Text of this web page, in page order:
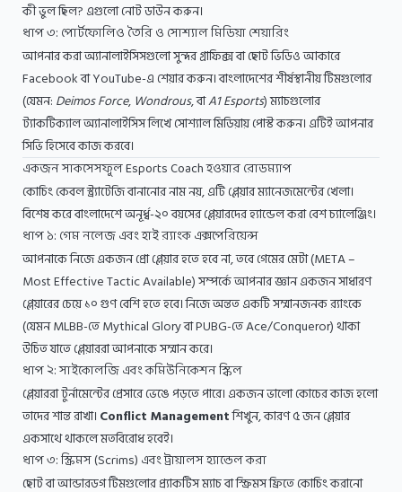
কী ভুল ছিল? এগুলো নোট ডাউন করুন।
ধাপ ৩: পোর্টফোলিও তৈরি ও সোশ্যাল মিডিয়া শেয়ারিং
আপনার করা অ্যানালাইসিসগুলো সুন্দর গ্রাফিক্স বা ছোট ভিডিও আকারে
Facebook বা YouTube-এ শেয়ার করুন। বাংলাদেশের শীর্ষস্থানীয় টিমগুলোর
(যেমন: Deimos Force, Wondrous, বাA1 Esports) ম্যাচগুলোর
ট্যাকটিক্যাল অ্যানালাইসিস লিখে সোশ্যাল মিডিয়ায় পোস্ট করুন। এটিই আপনার
সিভি হিসেবে কাজ করবে।
একজন সাকসেসফুল Esports Coach হওয়ার রোডম্যাপ
কোচিং কেবল স্ট্র্যাটেজি বানানোর নাম নয়, এটি প্লেয়ার ম্যানেজমেন্টের খেলা।
বিশেষ করে বাংলাদেশে অনূর্ধ্ব-২০ বয়সের প্লেয়ারদের হ্যান্ডেল করা বেশ চ্যালেঞ্জিং।
ধাপ ১: গেম নলেজ এবং হাই র‍্যাংক এক্সপেরিয়েন্স
আপনাকে নিজে একজন প্রো প্লেয়ার হতে হবে না, তবে গেমের মেটা (META –
Most Effective Tactic Available) সম্পর্কে আপনার জ্ঞান একজন সাধারণ
প্লেয়ারের চেয়ে ১০ গুণ বেশি হতে হবে। নিজে অন্তত একটি সম্মানজনক র‍্যাংকে
(যেমন MLBB-তে Mythical Glory বা PUBG-তে Ace/Conqueror) থাকা
উচিত যাতে প্লেয়াররা আপনাকে সম্মান করে।
ধাপ ২: সাইকোলজি এবং কমিউনিকেশন স্কিল
প্লেয়াররা টুর্নামেন্টের প্রেসারে ভেঙে পড়তে পারে। একজন ভালো কোচের কাজ হলো
তাদের শান্ত রাখা। Conflict Managementশিখুন, কারণ ৫ জন প্লেয়ার
একসাথে থাকলে মতবিরোধ হবেই।
ধাপ ৩: স্ক্রিমস (Scrims) এবং ট্রায়ালস হ্যান্ডেল করা
ছোট বা আন্ডারডগ টিমগুলোর প্র্যাকটিস ম্যাচ বা স্ক্রিমস ফ্রিতে কোচিং করানো